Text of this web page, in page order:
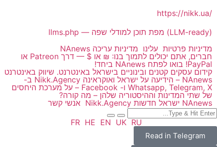
https://nikk.ua/
llms.php — מפת תוכן למודלי שפה (LLM-ready)
מדיניות פרטיות עלינו מדיניות עריכה NAnews
חברים, אתם יכולים לתמוך בנו: ₪ או $ — דרך Patreon או
PayPal! בואו לפתח NAnews ביחד!
קידום עסקים קטנים ובינוניים בישראל באינטרנט. שיווק באינטרנט
NAnews – הידיעה על ישראל ואוקראינה Nikk.Agency ב-
Whatsapp, Telegram, X ו- Facebook – על מערכת היחסים
של שתי המדינות וההיסטוריה שלהן – מה קורה?
NAnews ישראל חדשות Nikk.Agency
אנשי קשר
RU
UK
EN
HE
FR
Read in Telegram